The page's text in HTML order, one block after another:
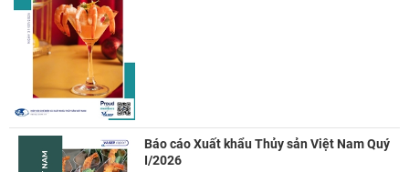
Báo cáo Xuất khẩu Thủy sản Việt Nam Quý
I/2026